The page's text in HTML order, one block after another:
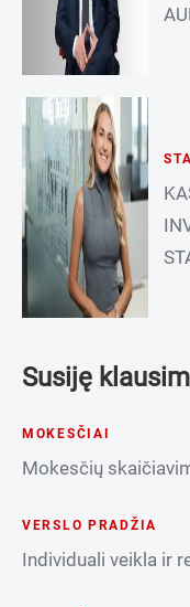
Susiję
MOKESČIAI
Mokesčių
VERSLO PRADŽIA
Individuali veikla ir